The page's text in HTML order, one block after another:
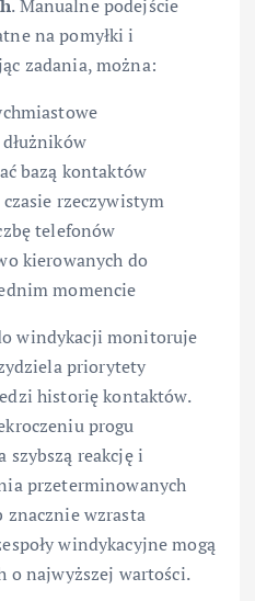
. Manualne podejście
na pomyłki i
zadania, można:
bazą kontaktów
rzeczywistym
telefonów
kierowanych do
momencie
windykacji monitoruje
priorytety
historię kontaktów.
progu
reakcję i
przeterminowanych
znacznie wzrasta
windykacyjne mogą
o najwyższej wartości.